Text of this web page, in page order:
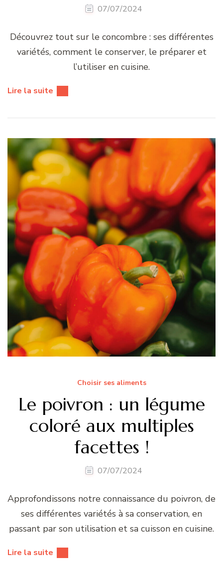
07/07/2024
Découvrez tout sur le concombre : ses différentes
variétés, comment le conserver, le préparer et
l’utiliser en cuisine.
Lire la suite
Choisir ses aliments
Le poivron : un légume
coloré aux multiples
facettes !
07/07/2024
Approfondissons notre connaissance du poivron, de
ses différentes variétés à sa conservation, en
passant par son utilisation et sa cuisson en cuisine.
Lire la suite